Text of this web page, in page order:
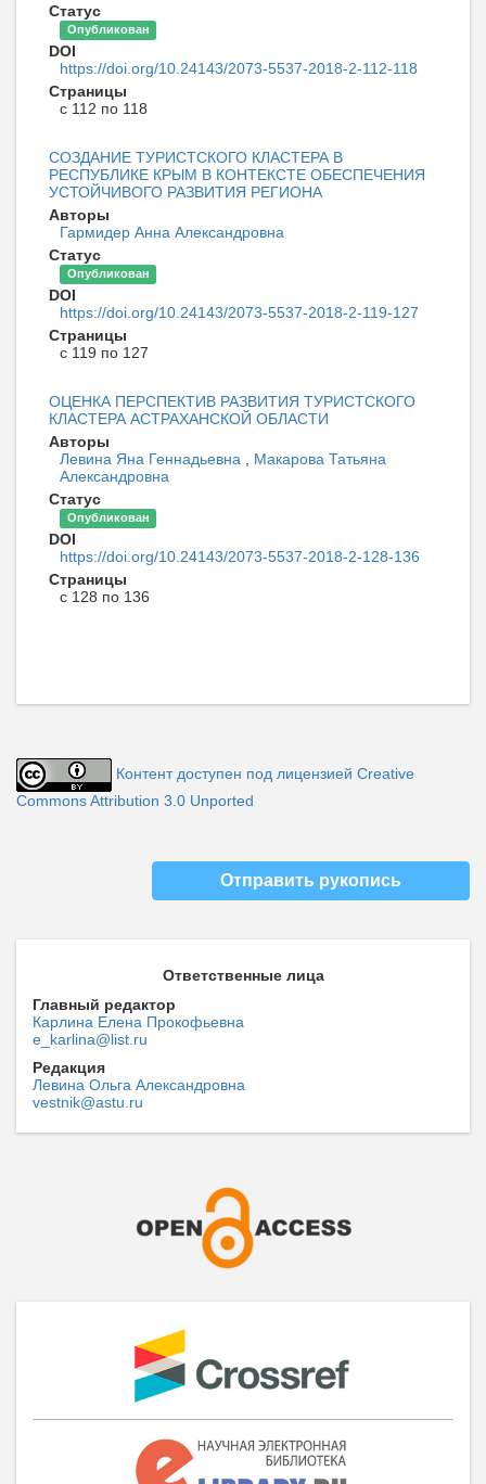
Статус
Опубликован
DOI
https://doi.org/10.24143/2073-5537-2018-2-112-118
Страницы
с 112 по 118
СОЗДАНИЕ ТУРИСТСКОГО КЛАСТЕРА В
РЕСПУБЛИКЕ КРЫМ В КОНТЕКСТЕ ОБЕСПЕЧЕНИЯ
УСТОЙЧИВОГО РАЗВИТИЯ РЕГИОНА
Авторы
Гармидер Анна Александровна
Статус
Опубликован
DOI
https://doi.org/10.24143/2073-5537-2018-2-119-127
Страницы
с 119 по 127
ОЦЕНКА ПЕРСПЕКТИВ РАЗВИТИЯ ТУРИСТСКОГО
КЛАСТЕРА АСТРАХАНСКОЙ ОБЛАСТИ
Авторы
Левина Яна Геннадьевна , Макарова Татьяна
Александровна
Статус
Опубликован
DOI
https://doi.org/10.24143/2073-5537-2018-2-128-136
Страницы
с 128 по 136
Контент доступен под лицензией Creative
Commons Attribution 3.0 Unported
Отправить рукопись
Ответственные лица
Главный редактор
Карлина Елена Прокофьевна
e_karlina@list.ru
Редакция
Левина Ольга Александровна
vestnik@astu.ru